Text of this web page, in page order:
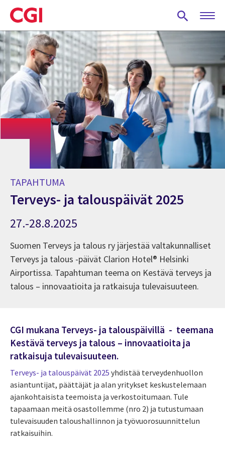
Skip
to
main
content
TAPAHTUMA
Terveys- ja talouspäivät 2025
27.-28.8.2025
Suomen Terveys ja talous ry järjestää valtakunnalliset
Terveys ja talous -päivät Clarion Hotel® Helsinki
Airportissa. Tapahtuman teema on Kestävä terveys ja
talous – innovaatioita ja ratkaisuja tulevaisuuteen.
CGI mukana Terveys- ja talouspäivillä - teemana
Kestävä terveys ja talous – innovaatioita ja
ratkaisuja tulevaisuuteen.
Terveys- ja talouspäivät 2025 yhdistää terveydenhuollon
asiantuntijat, päättäjät ja alan yritykset keskustelemaan
ajankohtaisista teemoista ja verkostoitumaan. Tule
tapaamaan meitä osastollemme (nro 2) ja tutustumaan
tulevaisuuden taloushallinnon ja työvuorosuunnittelun
ratkaisuihin.